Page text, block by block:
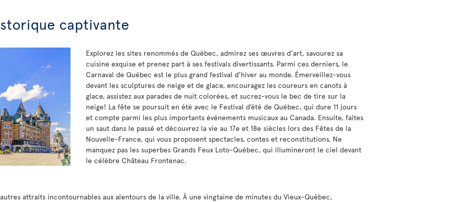
captivante
Explorez les sites renommés de Québec, admirez ses œuvres d’art, savourez sa
cuisine exquise et prenez part à ses festivals divertissants. Parmi ces derniers, le
Carnaval de Québec est le plus grand festival d’hiver au monde. Émerveillez-vous
devant les sculptures de neige et de glace, encouragez les coureurs en canots à
glace, assistez aux parades de nuit colorées, et sucrez-vous le bec de tire sur la
neige! La fête se poursuit en été avec le Festival d’été de Québec, qui dure 11 jours
et compte parmi les plus importants événements musicaux au Canada. Ensuite, faites
un saut dans le passé et découvrez la vie au 17e et 18e siècles lors des Fêtes de la
Nouvelle-France, qui vous proposent spectacles, contes et reconstitutions. Ne
manquez pas les superbes Grands Feux Loto-Québec, qui illumineront le ciel devant
le célèbre Château Frontenac.
attraits incontournables aux alentours de la ville. À une vingtaine de minutes du Vieux-Québec,